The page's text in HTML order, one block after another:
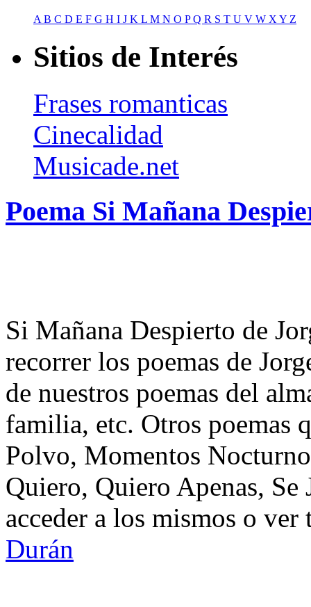
A B C D E F G H I J K L M N O PQ R S T U V W X Y Z
Sitios de Interés
Frases romanticas
Cinecalidad
Musicade.net
Poema Si Mañana
Si Mañana Despierto de
recorrer los poemas de
de nuestros poemas del
familia, etc. Otros poemas
Polvo, Momentos
Quiero, Quiero Apenas, Se
acceder a los mismos o
Durán